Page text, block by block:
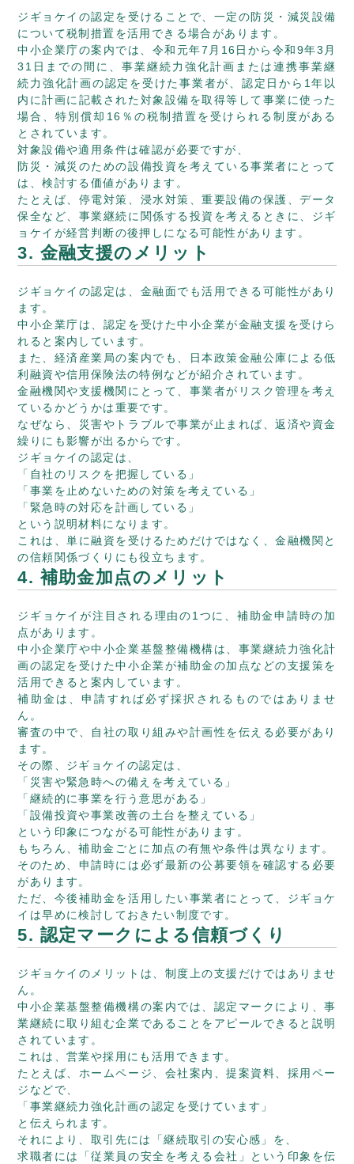
ジギョケイの認定を受けることで、一定の防災・減災設備
について税制措置を活用できる場合があります。
中小企業庁の案内では、令和元年7月16日から令和9年3月
31日までの間に、事業継続力強化計画または連携事業継
続力強化計画の認定を受けた事業者が、認定日から1年以
内に計画に記載された対象設備を取得等して事業に使った
場合、特別償却16％の税制措置を受けられる制度がある
とされています。
対象設備や適用条件は確認が必要ですが、
防災・減災のための設備投資を考えている事業者にとって
は、検討する価値があります。
たとえば、停電対策、浸水対策、重要設備の保護、データ
保全など、事業継続に関係する投資を考えるときに、ジギ
ョケイが経営判断の後押しになる可能性があります。
3. 金融支援のメリット
ジギョケイの認定は、金融面でも活用できる可能性があり
ます。
中小企業庁は、認定を受けた中小企業が金融支援を受けら
れると案内しています。
また、経済産業局の案内でも、日本政策金融公庫による低
利融資や信用保険法の特例などが紹介されています。
金融機関や支援機関にとって、事業者がリスク管理を考え
ているかどうかは重要です。
なぜなら、災害やトラブルで事業が止まれば、返済や資金
繰りにも影響が出るからです。
ジギョケイの認定は、
「自社のリスクを把握している」
「事業を止めないための対策を考えている」
「緊急時の対応を計画している」
という説明材料になります。
これは、単に融資を受けるためだけではなく、金融機関と
の信頼関係づくりにも役立ちます。
4. 補助金加点のメリット
ジギョケイが注目される理由の1つに、補助金申請時の加
点があります。
中小企業庁や中小企業基盤整備機構は、事業継続力強化計
画の認定を受けた中小企業が補助金の加点などの支援策を
活用できると案内しています。
補助金は、申請すれば必ず採択されるものではありませ
ん。
審査の中で、自社の取り組みや計画性を伝える必要があり
ます。
その際、ジギョケイの認定は、
「災害や緊急時への備えを考えている」
「継続的に事業を行う意思がある」
「設備投資や事業改善の土台を整えている」
という印象につながる可能性があります。
もちろん、補助金ごとに加点の有無や条件は異なります。
そのため、申請時には必ず最新の公募要領を確認する必要
があります。
ただ、今後補助金を活用したい事業者にとって、ジギョケ
イは早めに検討しておきたい制度です。
5. 認定マークによる信頼づくり
ジギョケイのメリットは、制度上の支援だけではありませ
ん。
中小企業基盤整備機構の案内では、認定マークにより、事
業継続に取り組む企業であることをアピールできると説明
されています。
これは、営業や採用にも活用できます。
たとえば、ホームページ、会社案内、提案資料、採用ペー
ジなどで、
「事業継続力強化計画の認定を受けています」
と伝えられます。
それにより、取引先には「継続取引の安心感」を、
求職者には「従業員の安全を考える会社」という印象を伝